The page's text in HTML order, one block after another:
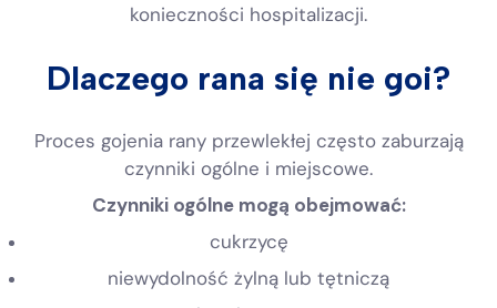
konieczności hospitalizacji.
Dlaczego rana się nie goi?
Proces gojenia rany przewlekłej często zaburzają
czynniki ogólne i miejscowe.
Czynniki ogólne mogą obejmować:
cukrzycę
niewydolność żylną lub tętniczą